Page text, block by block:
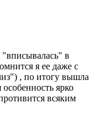
"вписывалась" в
я ее даже с
, по итогу вышла
ярко
всяким